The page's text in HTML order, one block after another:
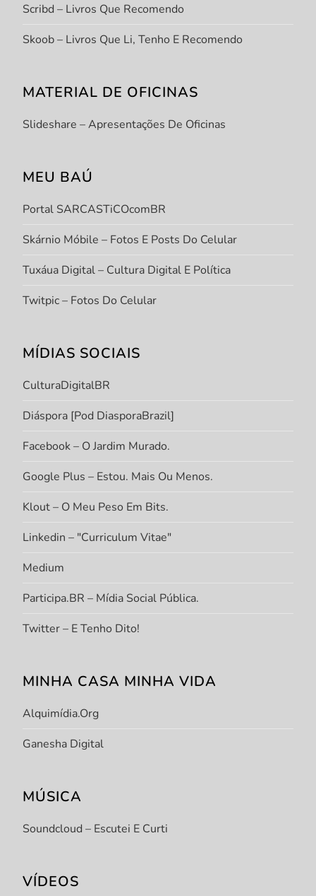
Scribd – Livros Que Recomendo
Skoob – Livros Que Li, Tenho E Recomendo
MATERIAL DE OFICINAS
Slideshare – Apresentações De Oficinas
MEU BAÚ
Portal SARCASTiCOcomBR
Skárnio Móbile – Fotos E Posts Do Celular
Tuxáua Digital – Cultura Digital E Política
Twitpic – Fotos Do Celular
MÍDIAS SOCIAIS
CulturaDigitalBR
Diáspora [Pod DiasporaBrazil]
Facebook – O Jardim Murado.
Google Plus – Estou. Mais Ou Menos.
Klout – O Meu Peso Em Bits.
Linkedin – "Curriculum Vitae"
Medium
Participa.BR – Mídia Social Pública.
Twitter – E Tenho Dito!
MINHA CASA MINHA VIDA
Alquimídia.org
Ganesha Digital
MÚSICA
Soundcloud – Escutei E Curti
VÍDEOS